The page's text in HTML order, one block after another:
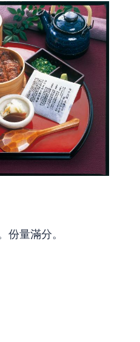
份量滿分。